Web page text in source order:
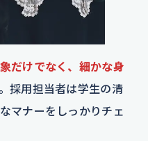
だけでなく、細かな身
採用担当者は学生の清
マナーをしっかりチェ